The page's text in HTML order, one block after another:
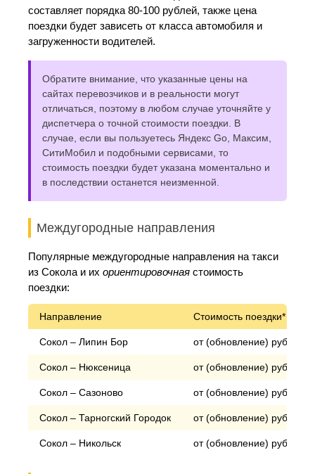
составляет порядка 80-100 рублей, также цена
поездки будет зависеть от класса автомобиля и
загруженности водителей.
Обратите внимание, что указанные цены на
сайтах перевозчиков и в реальности могут
отличаться, поэтому в любом случае уточняйте у
диспетчера о точной стоимости поездки. В
случае, если вы пользуетесь Яндекс Go, Максим,
СитиМобил и подобными сервисами, то
стоимость поездки будет указана моментально и
в последствии останется неизменной.
Междугородные направления
Популярные междугородные направления на такси
из Сокола и их ориентировочная стоимость
поездки:
Направление Стоимость поездки*
Сокол – Липин Бор от (обновление) рублей
Сокол – Нюксеница от (обновление) рублей
Сокол – Сазоново от (обновление) рублей
Сокол – Тарногский Городок от (обновление) рублей
Сокол – Никольск от (обновление) рублей